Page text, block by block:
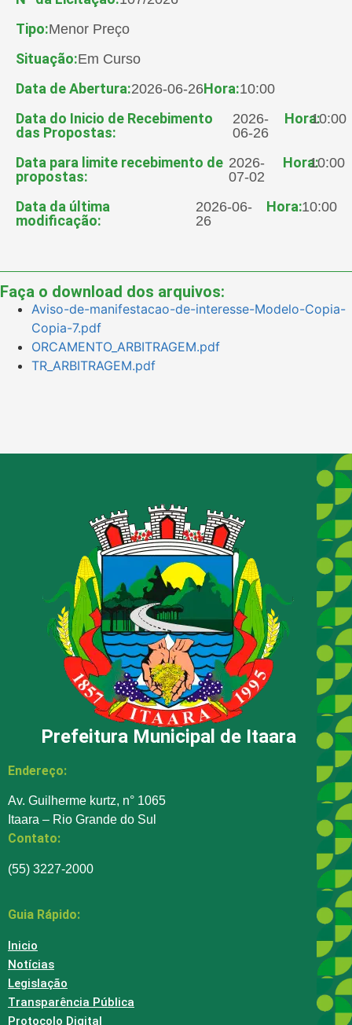
Tipo:Menor Preço
Situação:Em Curso
Data de Abertura:2026-06-26Hora:10:00
Data do Inicio de Recebimento
das Propostas:
2026-
06-26
Hora:10:00
Data para limite recebimento de
propostas:
2026-
07-02
Hora:10:00
Data da última
modificação:
2026-06-
26
Hora:10:00
Faça o download dos arquivos:
Aviso-de-manifestacao-de-interesse-Modelo-Copia-
Copia-7.pdf
ORCAMENTO_ARBITRAGEM.pdf
TR_ARBITRAGEM.pdf
Prefeitura Municipal de Itaara
Endereço:
Av. Guilherme kurtz, n° 1065
Itaara – Rio Grande do Sul
Contato:
(55) 3227-2000
Guia Rápido:
Inicio
Notícias
Legislação
Transparência Pública
Protocolo Digital